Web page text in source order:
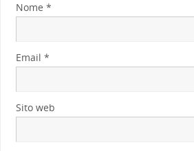
Nome *
Email *
Sito web